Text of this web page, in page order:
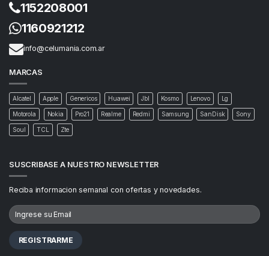
1152208001
1160921212
info@celumania.com.ar
MARCAS
Alcatel Apple Genericos Huawei Jbl Kosmo Lenovo Lg
Motorola Nokia Pro21 Realme Redmi Samsung SanDisk Sony
Soul TCL Zte
SUSCRIBASE A NUESTRO NEWSLETTER
Reciba informacion semanal con ofertas y novedades.